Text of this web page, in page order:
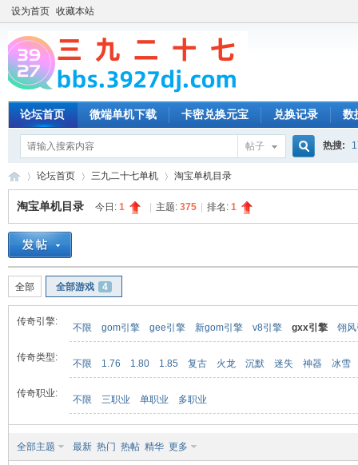
设为首页 收藏本站
论坛首页 微端单机下载 卡密兑换元宝 兑换记录 数
帖子 热搜:
»
论坛首页 三九二十七单机 淘宝单机目录
淘宝单机目录 今日: 1 主题: 375 排名: 1
全部 全部游戏 4
传奇引擎:
不限 gom引擎 gee引擎 新gom引擎 v8引擎 gxx引擎 翎
传奇类型:
不限 1.76 1.80 1.85 复古 火龙 沉默 迷失 神器 冰雪
传奇职业:
不限 三职业 单职业 多职业
全部主题 最新 热门 热帖 精华 更多